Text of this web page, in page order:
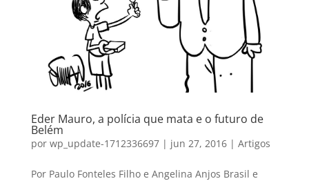
Eder Mauro, a polícia que mata e o futuro de
Belém
por wp_update-1712336697| jun 27, 2016| Artigos
Por Paulo Fonteles Filho e Angelina Anjos Brasil e